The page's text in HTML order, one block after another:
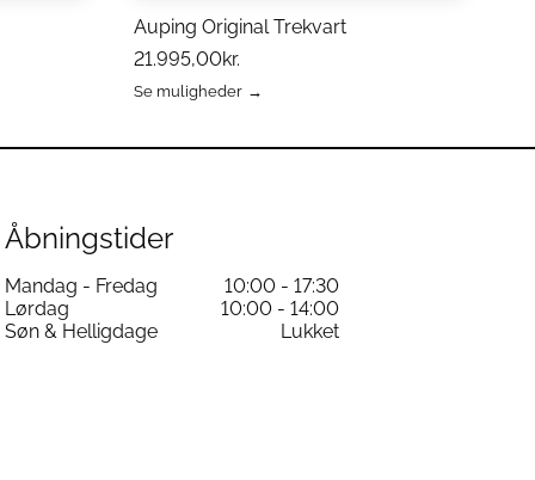
Auping Original Trekvart
21.995,00kr.
Se muligheder
har
Mulighederne
kan
på
Åbningstider
Mandag - Fredag
10:00 - 17:30
Lørdag
10:00 - 14:00
Søn & Helligdage
Lukket